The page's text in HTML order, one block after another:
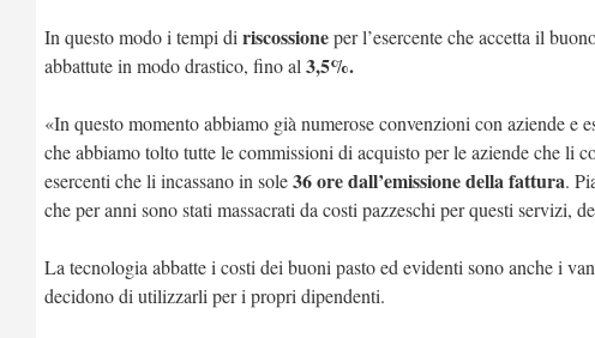
In questo modo i tempi di riscossioneper l’esercente che accetta il
abbattute in modo drastico, fino al 3,5%.
«In questo momento abbiamo già numerose convenzioni con aziende e
che abbiamo tolto tutte le commissioni di acquisto per le aziende che li
esercenti che li incassano in sole36 ore dall’emissione della fattura.
che per anni sono stati massacrati da costi pazzeschi per questi servizi,
La tecnologia abbatte i costi dei buoni pasto ed evidenti sono anche i
decidono di utilizzarli per i propri dipendenti.